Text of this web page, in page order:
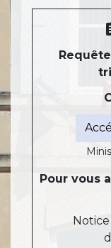
Pour vous